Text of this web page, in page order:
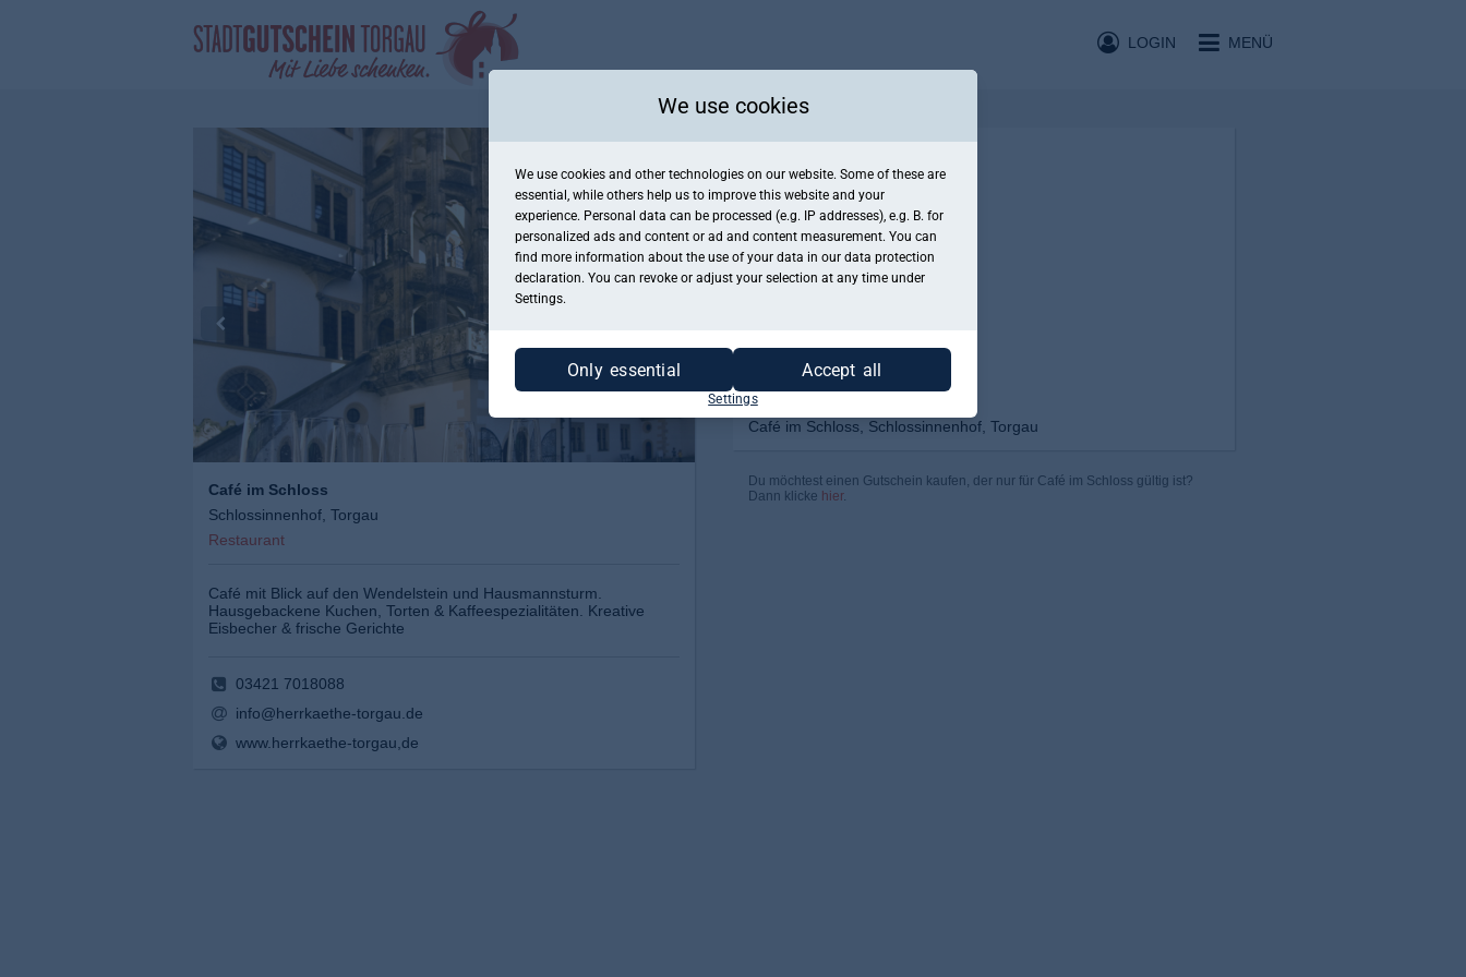
MENÜ
LOGIN
Café im Schloss
Schlossinnenhof, Torgau
Restaurant
Café mit Blick auf den Wendelstein und Hausmannsturm.
Hausgebackene Kuchen, Torten & Kaffeespezialitäten. Kreative
Eisbecher & frische Gerichte
03421 7018088
info@herrkaethe-torgau.de
www.herrkaethe-torgau,de
Café im Schloss, Schlossinnenhof, Torgau
Du möchtest einen Gutschein kaufen, der nur für Café im Schloss gültig ist?
Dann klicke hier.
We use cookies
We use cookies and other technologies on our website. Some of these are
essential, while others help us to improve this website and your
experience. Personal data can be processed (e.g. IP addresses), e.g. B. for
personalized ads and content or ad and content measurement. You can
find more information about the use of your data in our data protection
declaration. You can revoke or adjust your selection at any time under
Settings.
Only essential Accept all
Settings